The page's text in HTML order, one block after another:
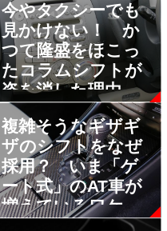
今やタクシーでも
見かけない！ か
つて隆盛をほこっ
たコラムシフトが
姿を消した理由
複雑そうなギザギ
ザのシフトをなぜ
採用？ いま「ゲ
ート式」のAT車が
増えているワケ